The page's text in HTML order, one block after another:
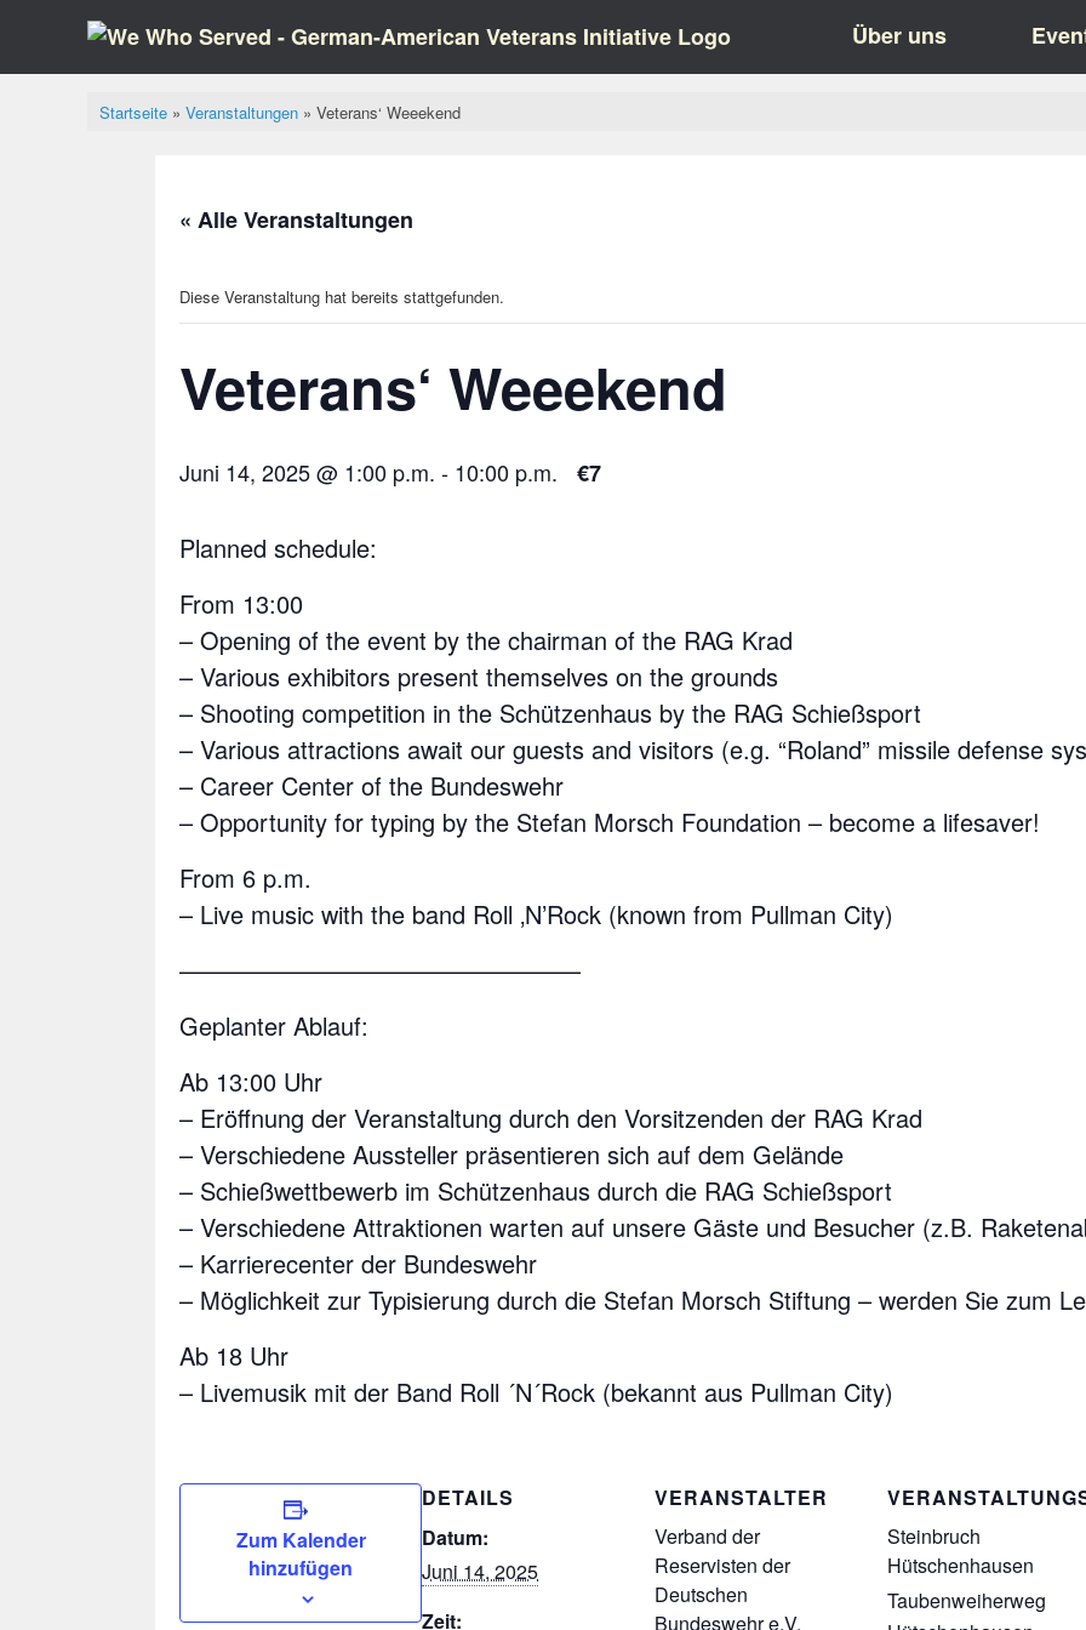
Über uns
Startseite» Veranstaltungen» Veterans‘ Weeekend
« Alle Veranstaltungen
Diese Veranstaltung hat bereits stattgefunden.
Veterans‘ Weeekend
Juni 14, 2025 @ 1:00 p.m. - 10:00 p.m. €7
Planned schedule:
From 13:00
– Opening of the event by the chairman of the RAG Krad
– Various exhibitors present themselves on the grounds
– Shooting competition in the Schützenhaus by the RAG Schießsport
– Various attractions await our guests and visitors (e.g. “Roland” missile defense
– Career Center of the Bundeswehr
– Opportunity for typing by the Stefan Morsch Foundation – become a lifesaver!
From 6 p.m.
– Live music with the band Roll ‚N’Rock (known from Pullman City)
————————————————–
Geplanter Ablauf:
Ab 13:00 Uhr
– Eröffnung der Veranstaltung durch den Vorsitzenden der RAG Krad
– Verschiedene Aussteller präsentieren sich auf dem Gelände
– Schießwettbewerb im Schützenhaus durch die RAG Schießsport
– Verschiedene Attraktionen warten auf unsere Gäste und Besucher (z.B.
– Karrierecenter der Bundeswehr
– Möglichkeit zur Typisierung durch die Stefan Morsch Stiftung – werden Sie zum
Ab 18 Uhr
– Livemusik mit der Band Roll ´N´Rock (bekannt aus Pullman City)
Zum Kalender
hinzufügen
DETAILS
Datum:
Juni 14, 2025
Zeit:
VERANSTALTER
Verband der
Reservisten der
Deutschen
Bundeswehr e.V.
Steinbruch
Hütschenhausen
Taubenweiherweg